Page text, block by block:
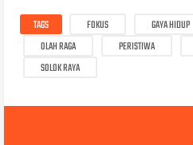
TAGS FOKUS GAYA HIDUP
OLAH RAGA
PERISTIWA
SOLOK RAYA